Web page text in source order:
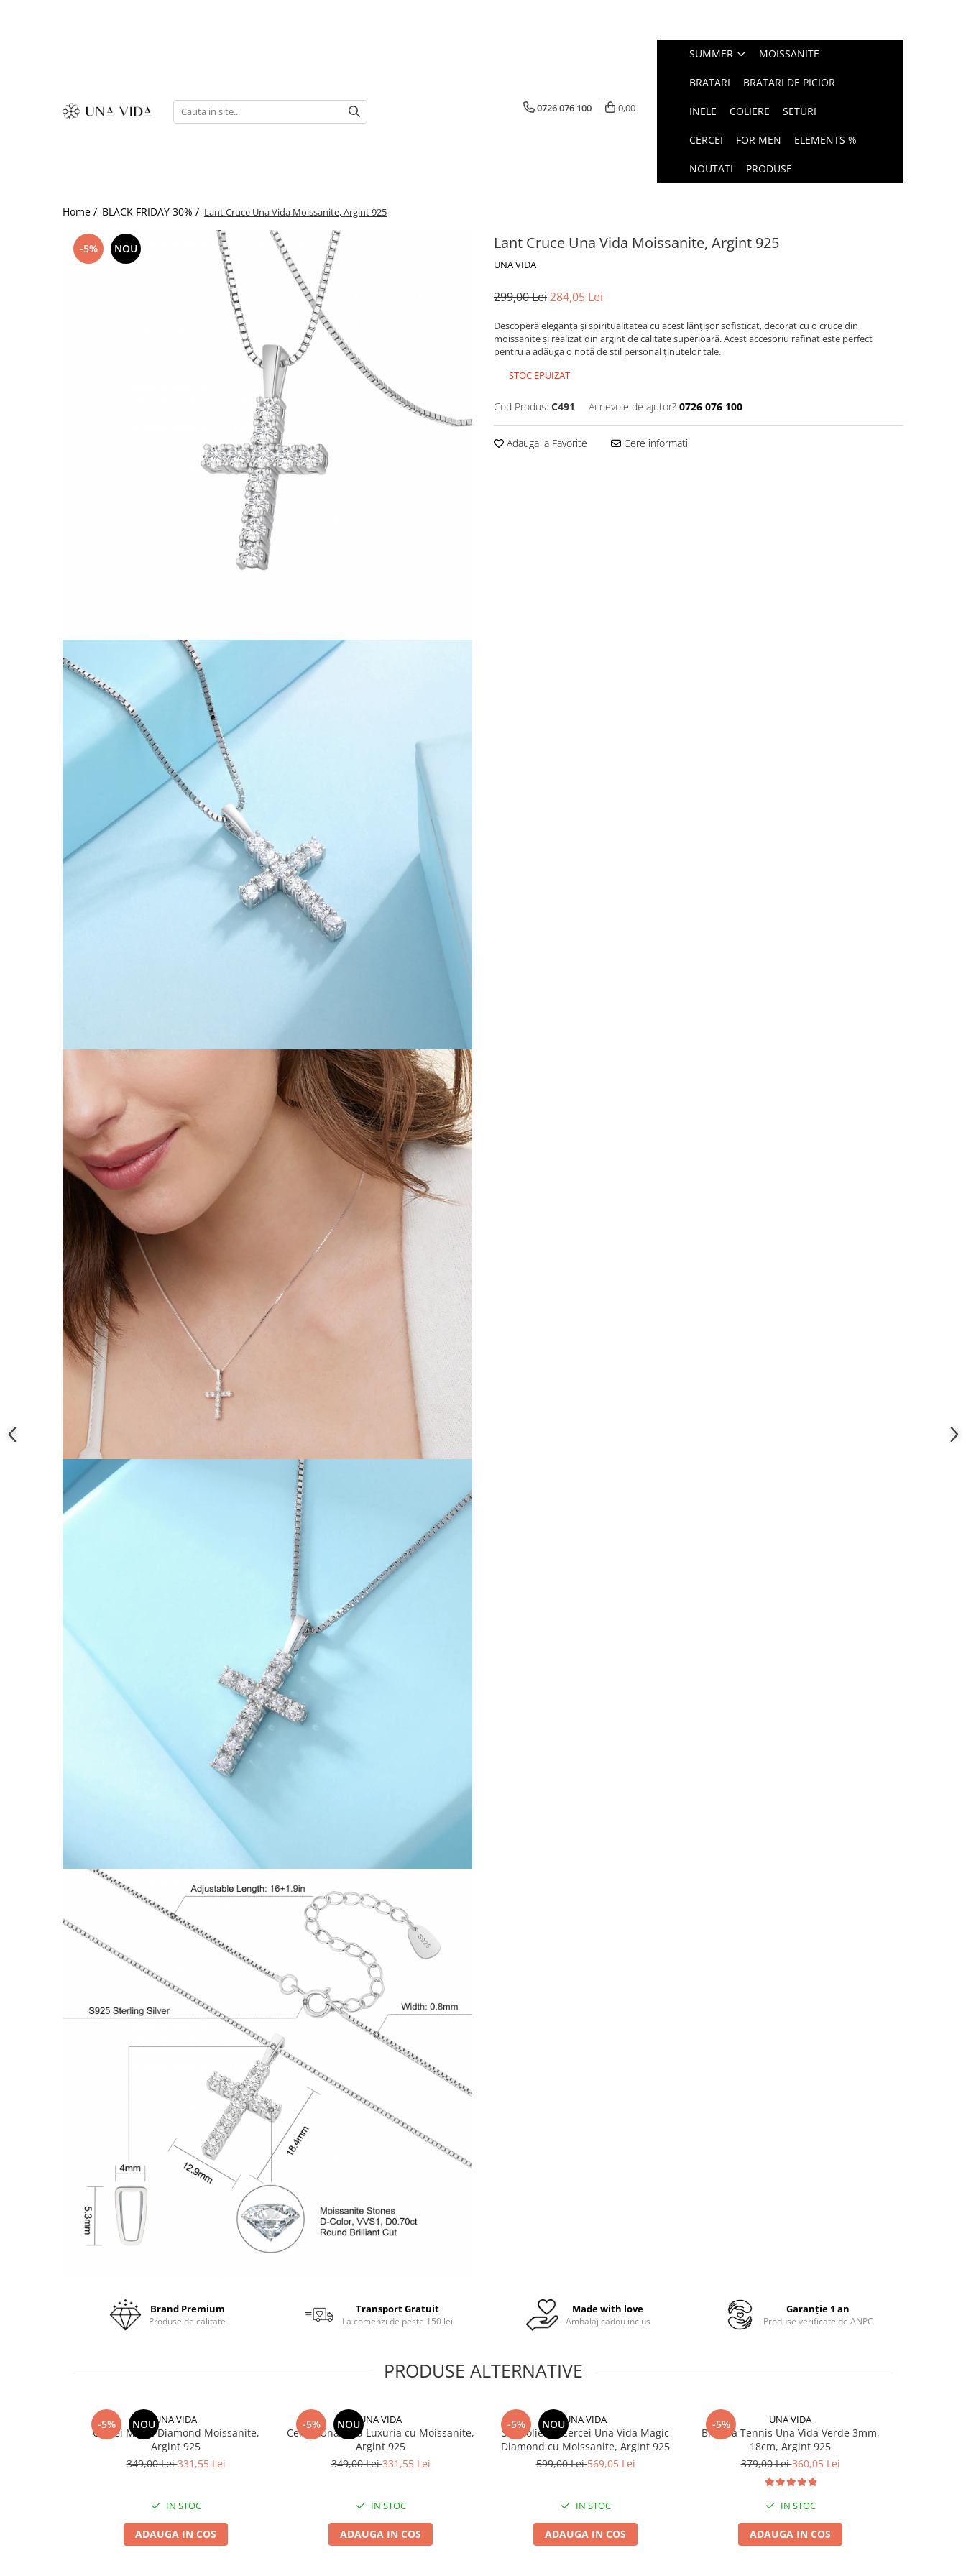
CADOURI sub 150 lei - EA
0726 076 100 0,00
SUMMER MOISSANITE
BRATARI BRATARI DE PICIOR
INELE COLIERE SETURI
CERCEI FOR MEN ELEMENTS %
NOUTATI PRODUSE
Home / BLACK FRIDAY 30% / Lant Cruce Una Vida Moissanite, Argint 925
-5% NOU Lant Cruce Una Vida Moissanite, Argint 925
UNA VIDA
299,00 Lei284,05 Lei
Descoperă eleganța și spiritualitatea cu acest lănțișor sofisticat, decorat cu o cruce din
moissanite și realizat din argint de calitate superioară. Acest accesoriu rafinat este perfect
pentru a adăuga o notă de stil personal ținutelor tale.
STOC EPUIZAT
Cod Produs: C491 Ai nevoie de ajutor? 0726 076 100
Adauga la Favorite Cere informatii
Brand Premium
Produse de calitate
Transport Gratuit
La comenzi de peste 150 lei
Made with love
Ambalaj cadou inclus
Garanție 1 an
Produse verificate de ANPC
PRODUSE ALTERNATIVE
-5% NOUUNA VIDA
Cercei Magic Diamond Moissanite,
Argint 925
349,00 Lei331,55 Lei
IN STOC
ADAUGA IN COS
-5% NOUUNA VIDA
Cercei Una Vida Luxuria cu Moissanite,
Argint 925
349,00 Lei331,55 Lei
IN STOC
ADAUGA IN COS
-5% NOUUNA VIDA
Set Colier si Cercei Una Vida Magic
Diamond cu Moissanite, Argint 925
599,00 Lei569,05 Lei
IN STOC
ADAUGA IN COS
-5% UNA VIDA
Bratara Tennis Una Vida Verde 3mm,
18cm, Argint 925
379,00 Lei360,05 Lei
IN STOC
ADAUGA IN COS